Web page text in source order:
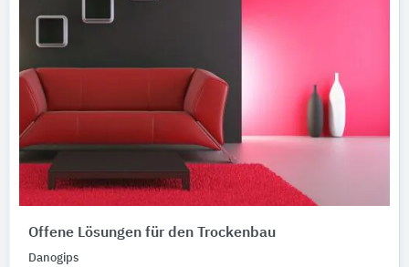
Offene Lösungen für den Trockenbau
Danogips